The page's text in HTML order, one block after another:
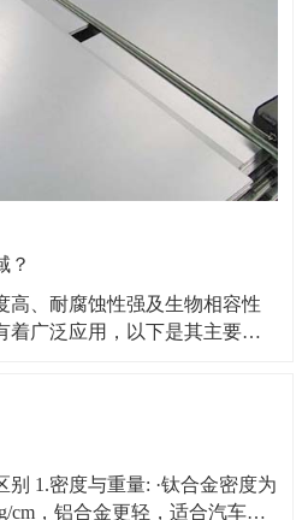
？
高、耐腐蚀性强及生物相容性
着广泛应用，以下是其主要应
备结构件等。原因：轻量化
量，提升燃油效率或载荷能
1.密度与重量: ·钛合金密度为
cm，铝合金更轻，适合汽车、